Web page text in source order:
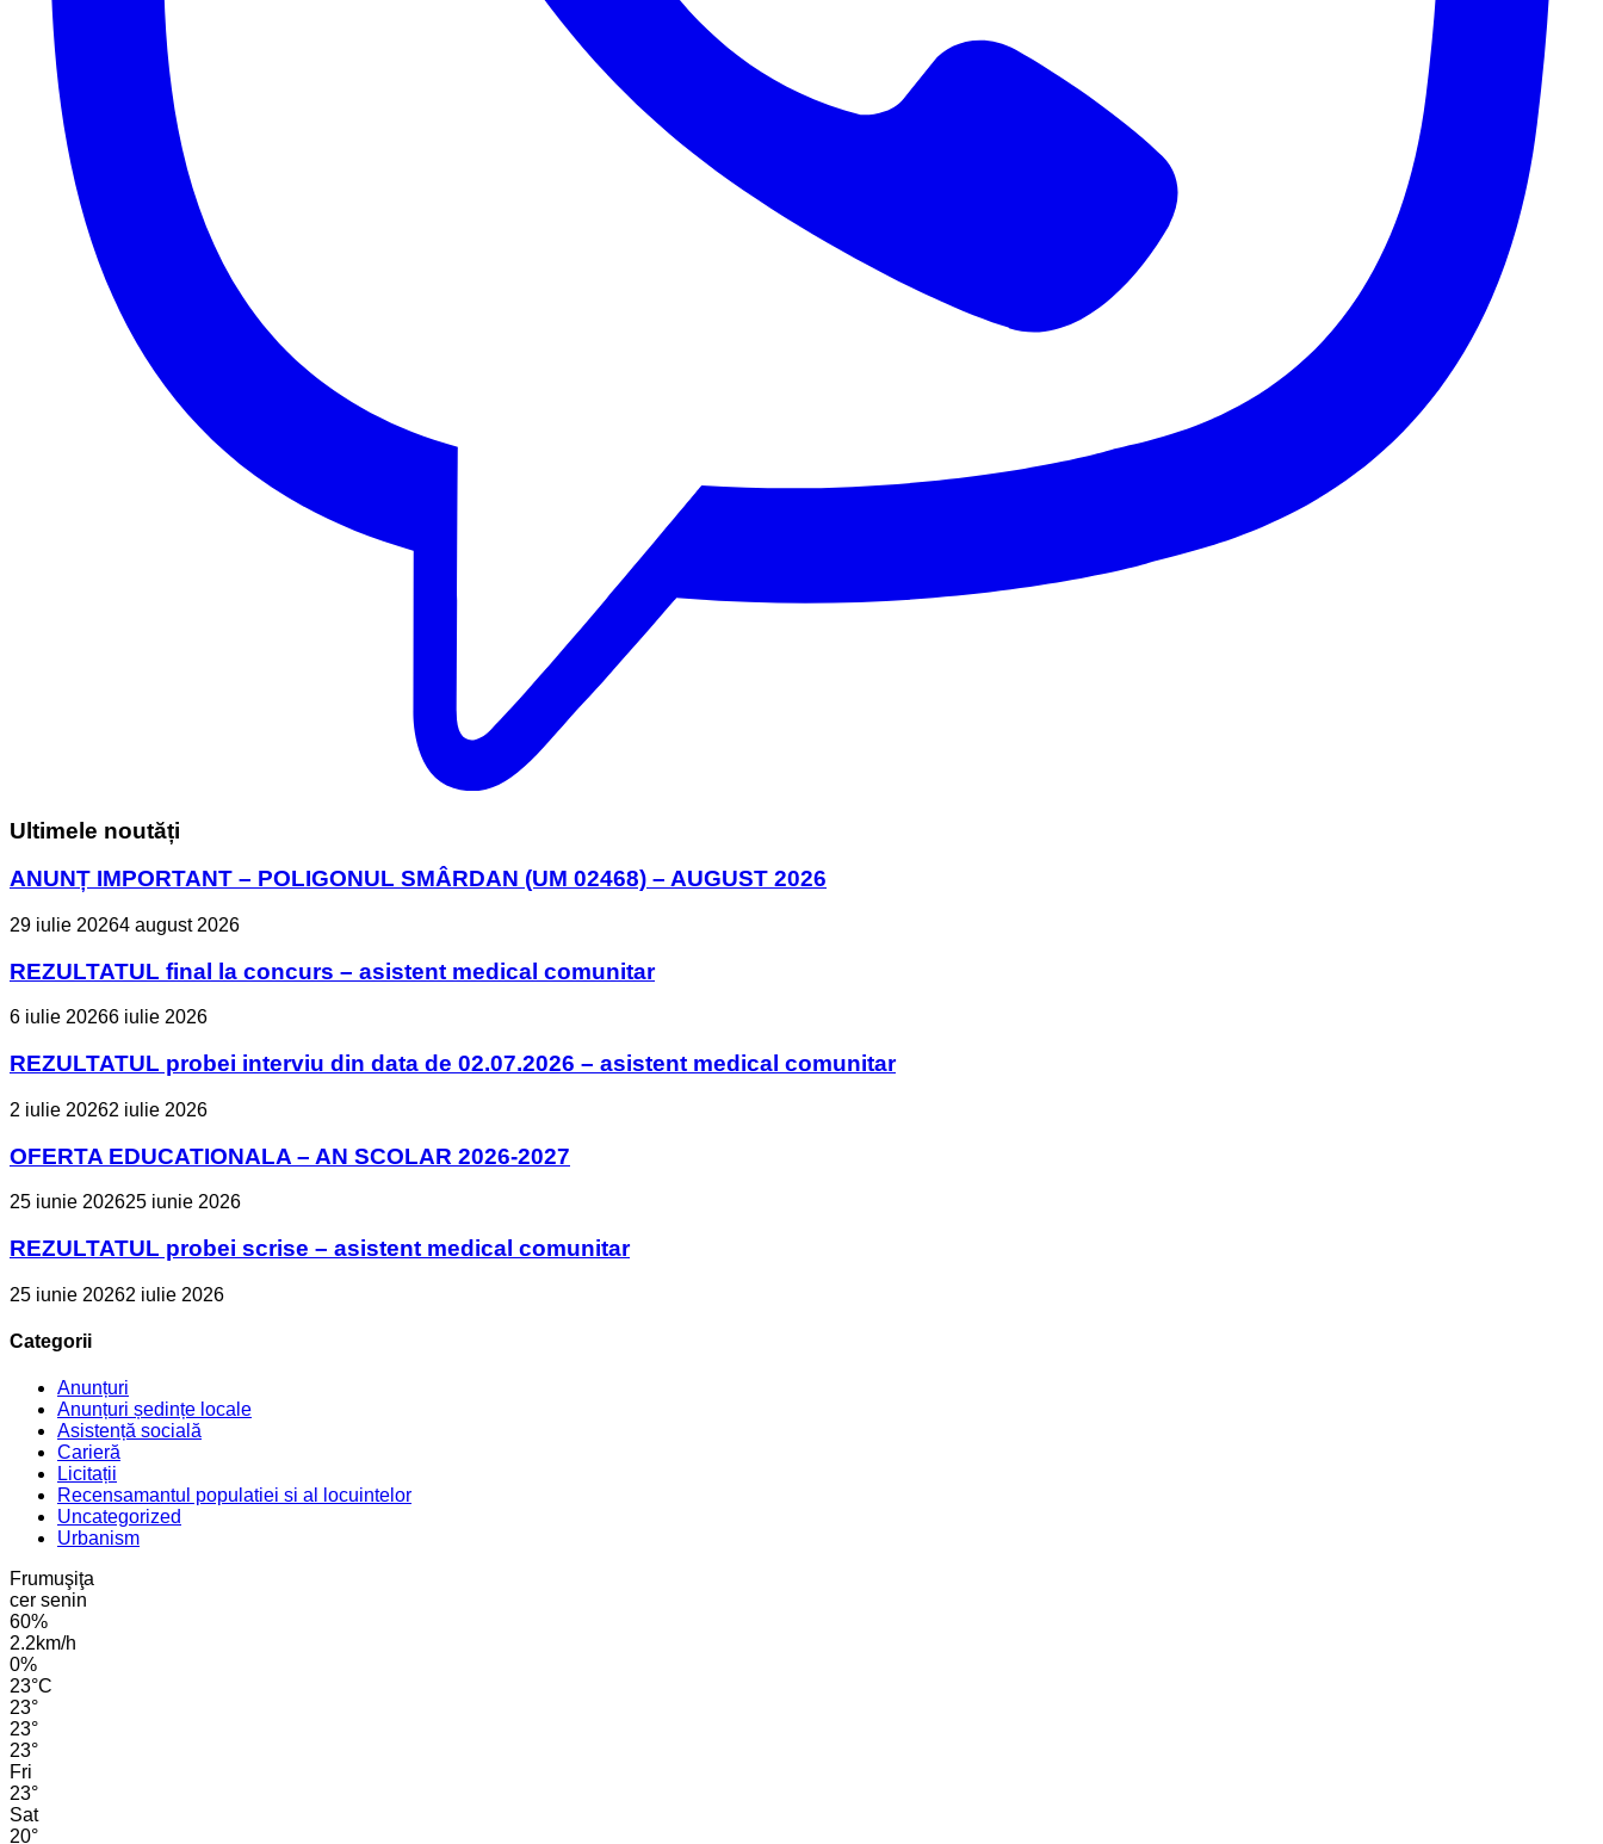
Ultimele noutăți
ANUNȚ IMPORTANT – POLIGONUL SMÂRDAN (UM 02468) – AUGUST 2026
29 iulie 20264 august 2026
REZULTATUL final la concurs – asistent medical comunitar
6 iulie 20266 iulie 2026
REZULTATUL probei interviu din data de 02.07.2026 – asistent medical comunitar
2 iulie 20262 iulie 2026
OFERTA EDUCATIONALA – AN SCOLAR 2026-2027
25 iunie 202625 iunie 2026
REZULTATUL probei scrise – asistent medical comunitar
25 iunie 20262 iulie 2026
Categorii
Anunțuri
Anunțuri ședințe locale
Asistență socială
Carieră
Licitații
Recensamantul populatiei si al locuintelor
Uncategorized
Urbanism
Frumuşiţa
cer senin
60%
2.2km/h
0%
23°C
23°
23°
23°
Fri
23°
Sat
20°